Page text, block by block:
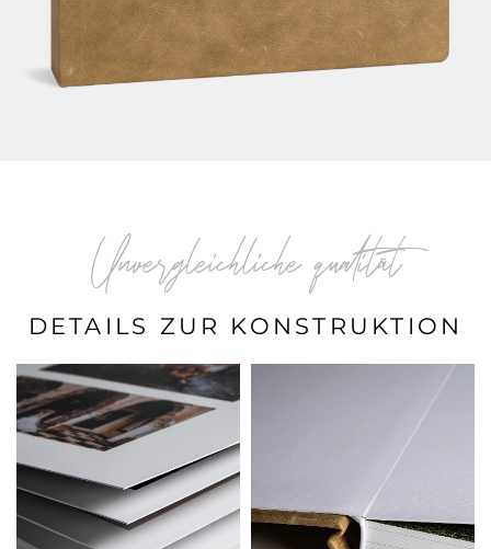
Unvergleichliche qualität
DETAILS ZUR KONSTRUKTION